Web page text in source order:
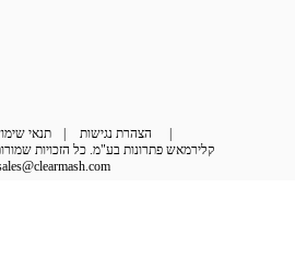
תנאי | הצהרת נגישות
|
קלירמאש פתרונות בע"מ. כל הזכויות